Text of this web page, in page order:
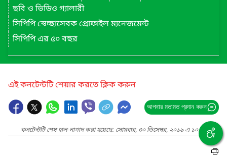
ছবি ও ভিডিও গ্যালারী
সিপিপি স্বেচ্ছাসেবক প্রোফাইল ম্যনেজমেন্ট
সিপিপি এর ৫০ বছর
এই কনটেন্টটি শেয়ার করতে ক্লিক করুন
আপনার মতামত প্রদান করুন
কনটেন্টটি শেষ হাল-নাগাদ করা হয়েছে: সোমবার, ৩০ ডিসেম্বর, ২০১৯ এ ১০:১৫ AM